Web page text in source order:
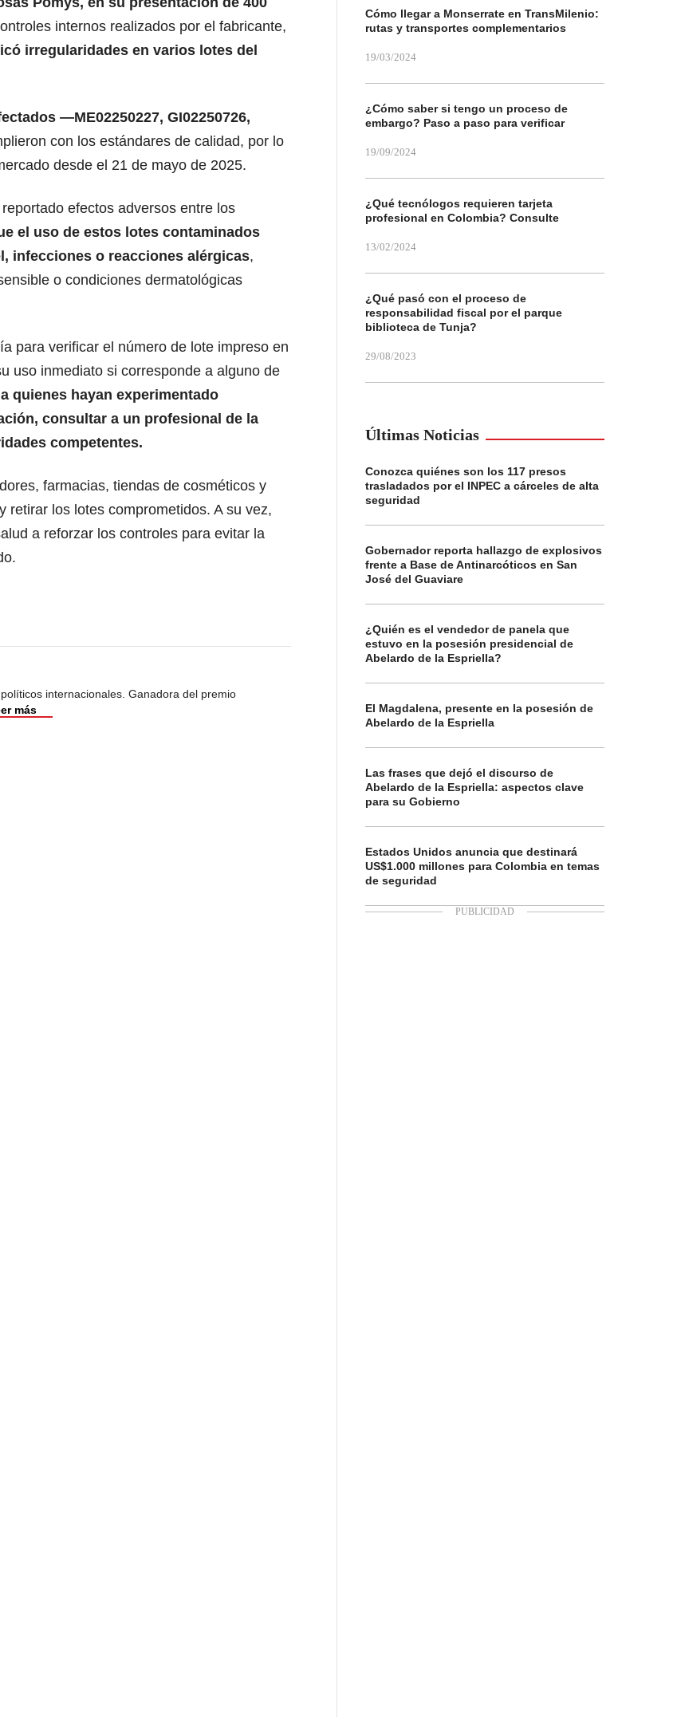
internos realizados por el fabricante,
irregularidades en varios lotes del
—ME02250227, GI02250726,
con los estándares de calidad, por lo
desde el 21 de mayo de 2025.
efectos adversos entre los
el uso de estos lotes contaminados
infecciones o reacciones alérgicas,
o condiciones dermatológicas
para verificar el número de lote impreso en
uso inmediato si corresponde a alguno de
quienes hayan experimentado
consultar a un profesional de la
competentes.
farmacias, tiendas de cosméticos y
retirar los lotes comprometidos. A su vez,
a reforzar los controles para evitar la
internacionales. Ganadora del premio
más
Cómo llegar a Monserrate en TransMilenio:
rutas y transportes complementarios
19/03/2024
¿Cómo saber si tengo un proceso de
embargo? Paso a paso para verificar
19/09/2024
¿Qué tecnólogos requieren tarjeta
profesional en Colombia? Consulte
13/02/2024
¿Qué pasó con el proceso de
responsabilidad fiscal por el parque
biblioteca de Tunja?
29/08/2023
Últimas Noticias
Conozca quiénes son los 117 presos
trasladados por el INPEC a cárceles de alta
seguridad
Gobernador reporta hallazgo de explosivos
frente a Base de Antinarcóticos en San
José del Guaviare
¿Quién es el vendedor de panela que
estuvo en la posesión presidencial de
Abelardo de la Espriella?
El Magdalena, presente en la posesión de
Abelardo de la Espriella
Las frases que dejó el discurso de
Abelardo de la Espriella: aspectos clave
para su Gobierno
Estados Unidos anuncia que destinará
US$1.000 millones para Colombia en temas
de seguridad